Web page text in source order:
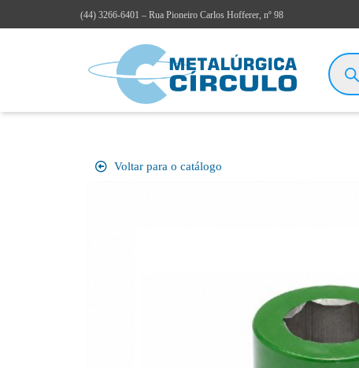
(44) 3266-6401 – Rua Pioneiro Carlos Hofferer, nº 98
Voltar para o catálogo